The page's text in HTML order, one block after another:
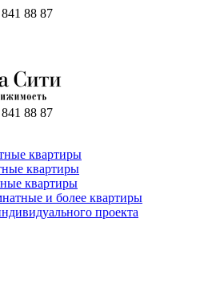
88 87
88 87
квартиры
квартиры
квартиры
и более квартиры
проекта